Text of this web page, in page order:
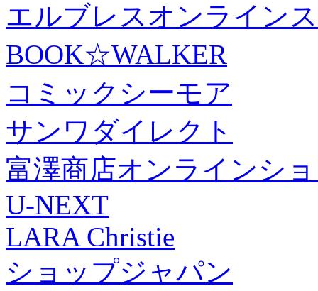
エルブレスオンライン
BOOK☆WALKER
コミックシーモア
サンワダイレクト
富澤商店オンラインシ
U-NEXT
LARA Christie
ショップジャパン